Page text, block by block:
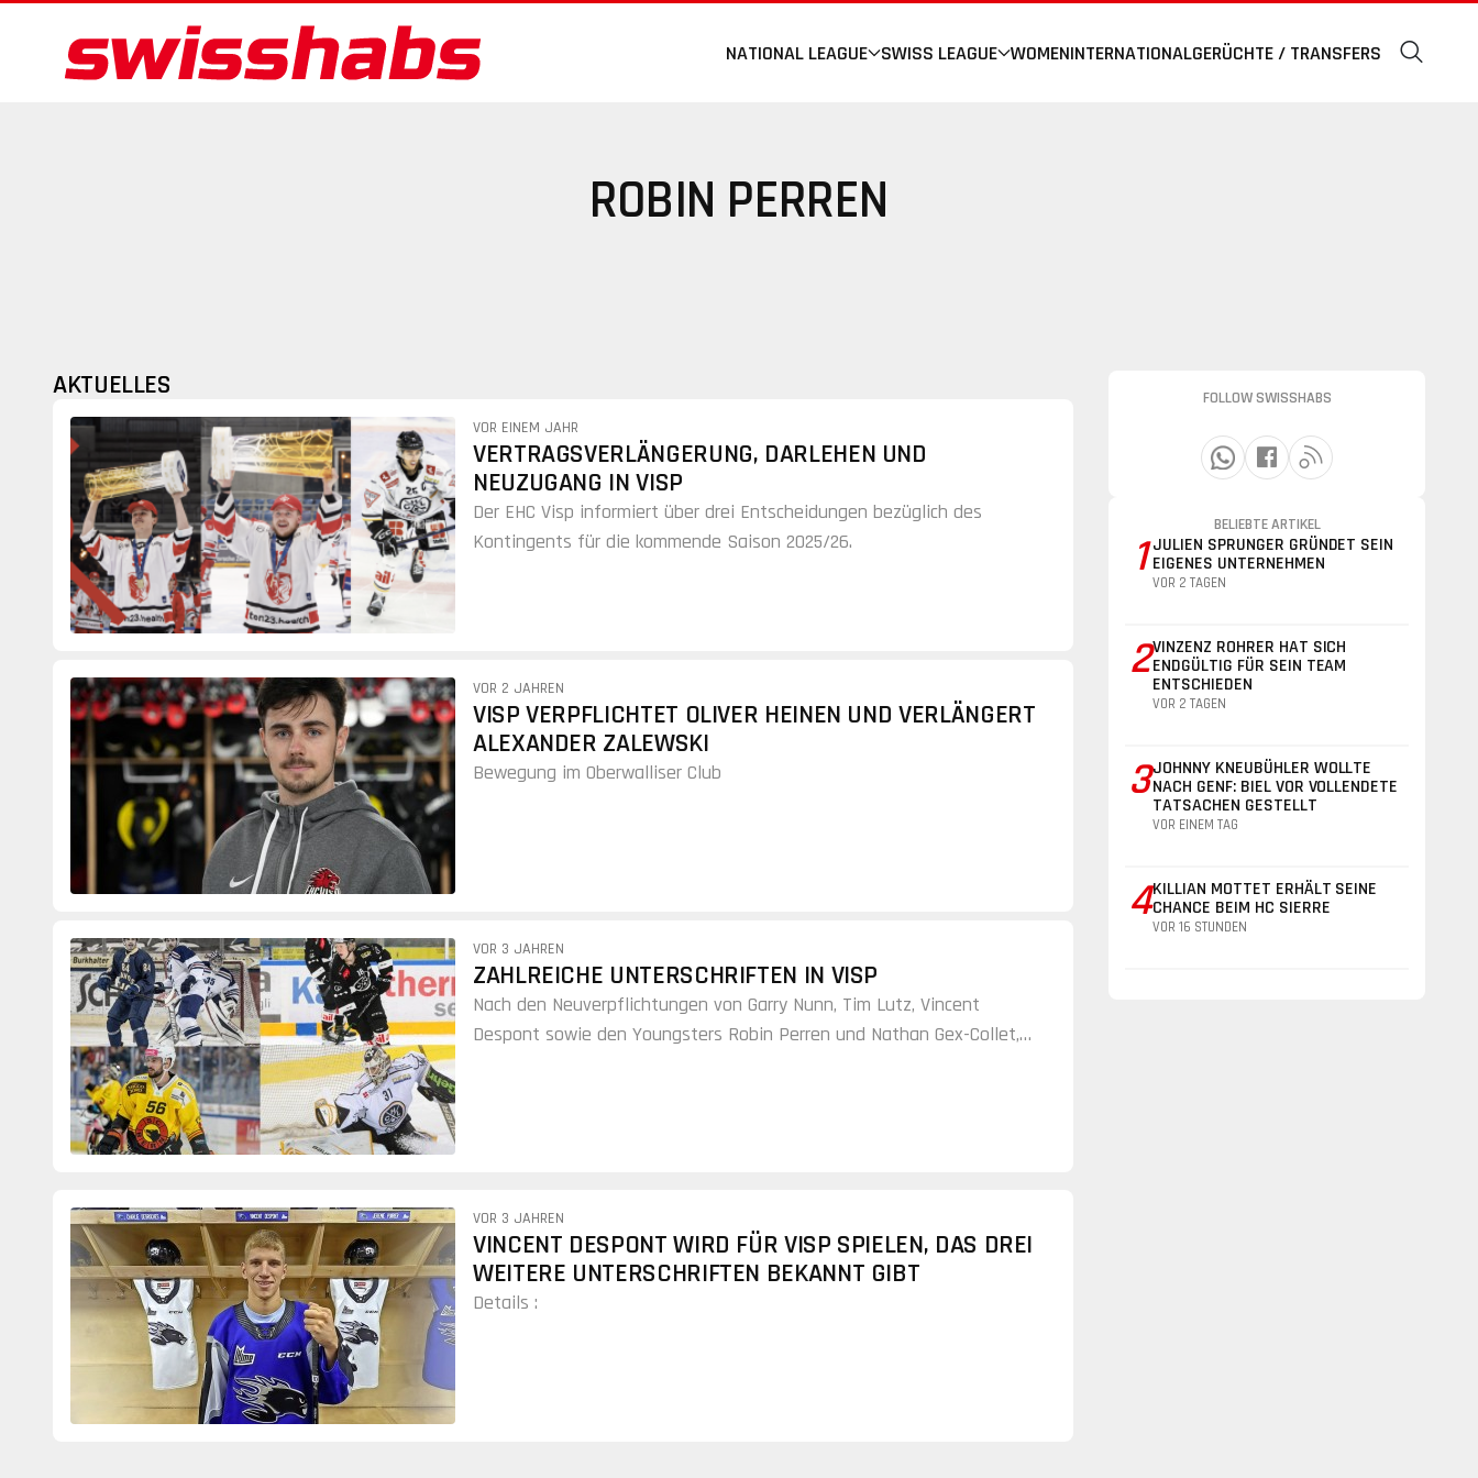
NATIONAL LEAGUE SWISS LEAGUE WOMENINTERNATIONALGERÜCHTE / TRANSFERS
ROBIN PERREN
AKTUELLES
VOR EINEM JAHR
VERTRAGSVERLÄNGERUNG, DARLEHEN UND
NEUZUGANG IN VISP
Der EHC Visp informiert über drei Entscheidungen bezüglich des
Kontingents für die kommende Saison 2025/26.
VOR 2 JAHREN
VISP VERPFLICHTET OLIVER HEINEN UND VERLÄNGERT
ALEXANDER ZALEWSKI
Bewegung im Oberwalliser Club
VOR 3 JAHREN
ZAHLREICHE UNTERSCHRIFTEN IN VISP
Nach den Neuverpflichtungen von Garry Nunn, Tim Lutz, Vincent
Despont sowie den Youngsters Robin Perren und Nathan Gex-Collet,
VOR 3 JAHREN
VINCENT DESPONT WIRD FÜR VISP SPIELEN, DAS DREI
WEITERE UNTERSCHRIFTEN BEKANNT GIBT
Details :
FOLLOW SWISSHABS
BELIEBTE ARTIKEL
1 JULIEN SPRUNGER GRÜNDET SEIN
EIGENES UNTERNEHMEN
VOR 2 TAGEN
2VINZENZ ROHRER HAT SICH
ENDGÜLTIG FÜR SEIN TEAM
ENTSCHIEDEN
VOR 2 TAGEN
3JOHNNY KNEUBÜHLER WOLLTE
NACH GENF: BIEL VOR VOLLENDETE
TATSACHEN GESTELLT
VOR EINEM TAG
4KILLIAN MOTTET ERHÄLT SEINE
CHANCE BEIM HC SIERRE
VOR 16 STUNDEN